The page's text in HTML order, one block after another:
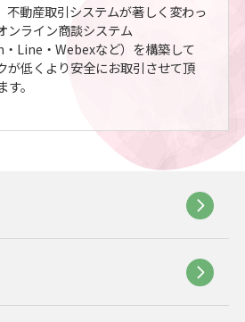
不動産取引システムが著しく変わっ
ンライン商談システム
・Line・Webexなど）を構築して
が低くより安全にお取引させて頂
。